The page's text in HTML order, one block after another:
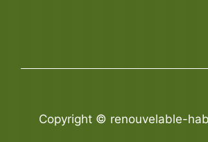
Copyright © renouvelable-